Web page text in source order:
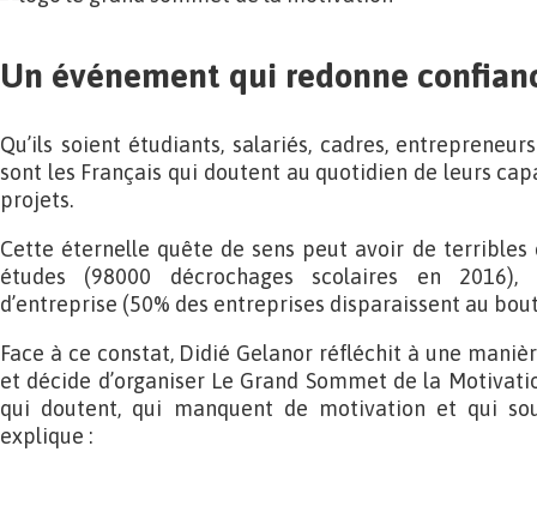
Un événement qui redonne
Qu’ils soient étudiants, salariés, cadres,
sont les Français qui doutent au quotidien de leurs
projets.
Cette éternelle quête de sens peut avoir de terribles
études (98000 décrochages scolaires en 2016),
d’entreprise (50% des entreprises disparaissent au
Face à ce constat, Didié Gelanor réfléchit à une
et décide d’organiser Le Grand Sommet de la
qui doutent, qui manquent de motivation et qui
explique :